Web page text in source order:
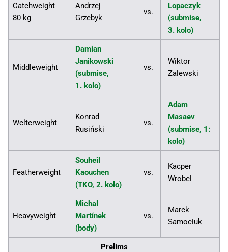
Catchweight
80 kg
Andrzej
Grzebyk
vs.
Lopaczyk
(submise,
3. kolo)
Middleweight
Damian
Janikowski
(submise,
1. kolo)
vs.
Wiktor
Zalewski
Welterweight
Konrad
Rusiński
vs.
Adam
Masaev
(submise, 1:
kolo)
Featherweight
Souheil
Kaouchen
(TKO, 2. kolo)
vs.
Kacper
Wrobel
Heavyweight
Michal
Martínek
(body)
vs.
Marek
Samociuk
Prelims